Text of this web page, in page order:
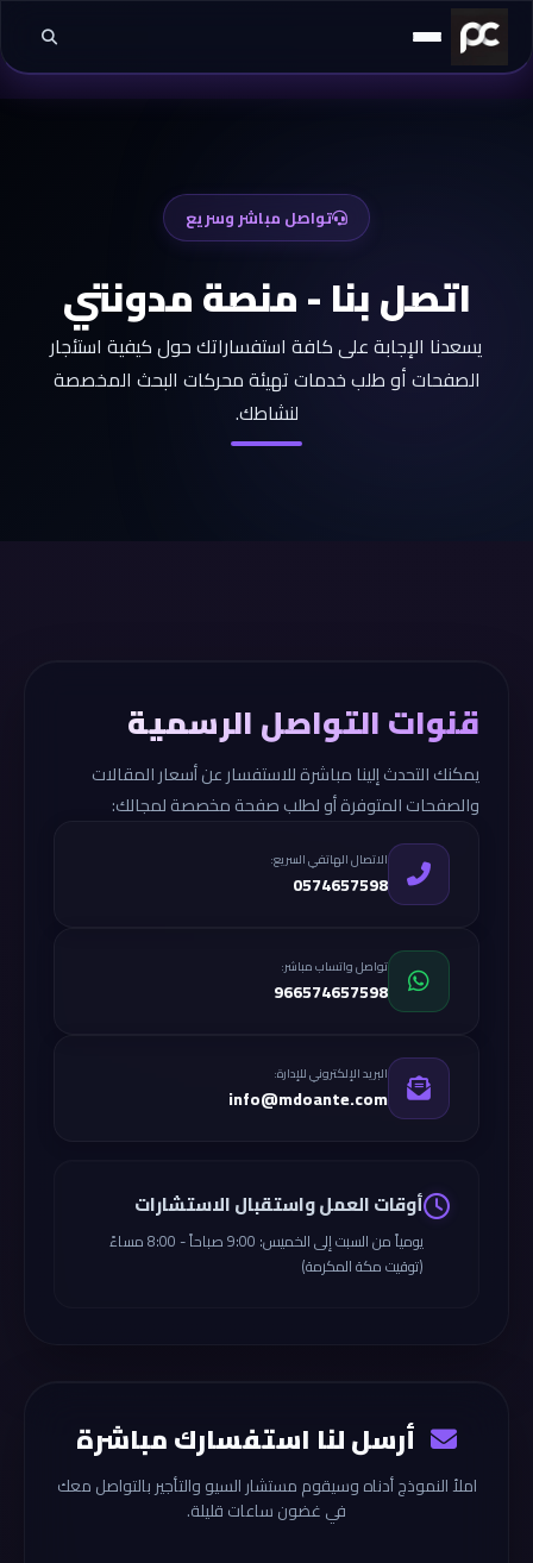
تخطي إلى المحتوى
تواصل مباشر وسريع
اتصل بنا - منصة مدونتي
يسعدنا الإجابة على كافة استفساراتك حول كيفية استئجار
الصفحات أو طلب خدمات تهيئة محركات البحث المخصصة
لنشاطك.
قنوات التواصل الرسمية
يمكنك التحدث إلينا مباشرة للاستفسار عن أسعار المقالات
والصفحات المتوفرة أو لطلب صفحة مخصصة لمجالك:
الاتصال الهاتفي السريع:
0574657598
تواصل واتساب مباشر:
966574657598
البريد الإلكتروني للإدارة:
info@mdoante.com
أوقات العمل واستقبال الاستشارات
يومياً من السبت إلى الخميس: 9:00 صباحاً - 8:00 مساءً
(توقيت مكة المكرمة)
أرسل لنا استفسارك مباشرة
املأ النموذج أدناه وسيقوم مستشار السيو والتأجير بالتواصل معك
في غضون ساعات قليلة.